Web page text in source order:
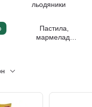
Пастила,
мармелад,